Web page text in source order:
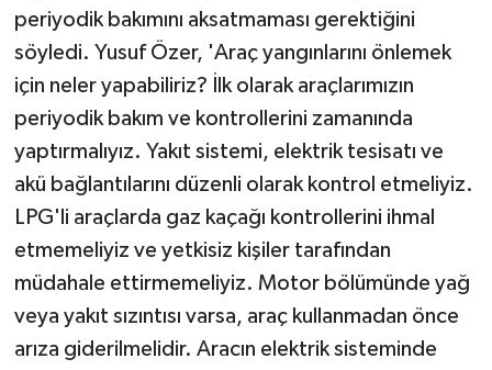
periyodik bakımını aksatmaması gerektiğini
söyledi. Yusuf Özer, 'Araç yangınlarını önlemek
için neler yapabiliriz? İlk olarak araçlarımızın
periyodik bakım ve kontrollerini zamanında
yaptırmalıyız. Yakıt sistemi, elektrik tesisatı ve
akü bağlantılarını düzenli olarak kontrol etmeliyiz.
LPG'li araçlarda gaz kaçağı kontrollerini ihmal
etmemeliyiz ve yetkisiz kişiler tarafından
müdahale ettirmemeliyiz. Motor bölümünde yağ
veya yakıt sızıntısı varsa, araç kullanmadan önce
arıza giderilmelidir. Aracın elektrik sisteminde